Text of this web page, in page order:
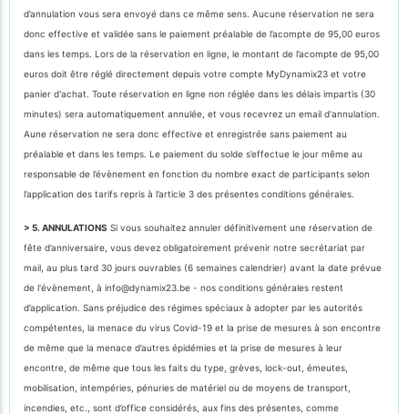
d’annulation vous sera envoyé dans ce même sens. Aucune réservation ne sera
donc effective et validée sans le paiement préalable de l’acompte de 95,00 euros
dans les temps. Lors de la réservation en ligne, le montant de l’acompte de 95,00
euros doit être réglé directement depuis votre compte MyDynamix23 et votre
panier d'achat. Toute réservation en ligne non réglée dans les délais impartis (30
minutes) sera automatiquement annulée, et vous recevrez un email d'annulation.
Aune réservation ne sera donc effective et enregistrée sans paiement au
préalable et dans les temps. Le paiement du solde s’effectue le jour même au
responsable de l’évènement en fonction du nombre exact de participants selon
l’application des tarifs repris à l’article 3 des présentes conditions générales.
> 5. ANNULATIONS Si vous souhaitez annuler définitivement une réservation de
fête d’anniversaire, vous devez obligatoirement prévenir notre secrétariat par
mail, au plus tard 30 jours ouvrables (6 semaines calendrier) avant la date prévue
de l'évènement, à info@dynamix23.be - nos conditions générales restent
d’application. Sans préjudice des régimes spéciaux à adopter par les autorités
compétentes, la menace du virus Covid-19 et la prise de mesures à son encontre
de même que la menace d’autres épidémies et la prise de mesures à leur
encontre, de même que tous les faits du type, grèves, lock-out, émeutes,
mobilisation, intempéries, pénuries de matériel ou de moyens de transport,
incendies, etc., sont d’office considérés, aux fins des présentes, comme